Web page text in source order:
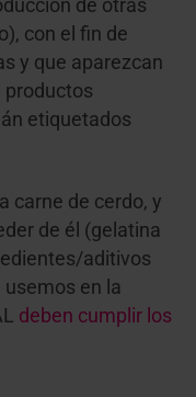
de otras
con el fin de
y que aparezcan
productos
etiquetados
carne de cerdo, y
de él (gelatina
aditivos
en la
deben cumplir los